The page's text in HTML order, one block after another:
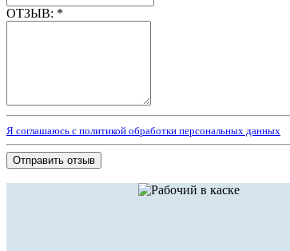
ОТЗЫВ: *
Я соглашаюсь с политикой обработки персональных данных
Отправить отзыв